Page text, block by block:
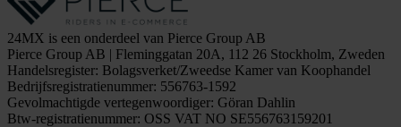
24MX is een onderdeel van Pierce Group AB
Pierce Group AB | Fleminggatan 20A, 112 26 Stockholm, Zweden
Handelsregister: Bolagsverket/Zweedse Kamer van Koophandel
Bedrijfsregistratienummer: 556763-1592
Gevolmachtigde vertegenwoordiger: Göran Dahlin
Btw-registratienummer: OSS VAT NO SE556763159201